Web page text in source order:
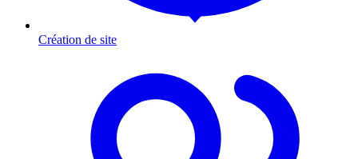
Création de site